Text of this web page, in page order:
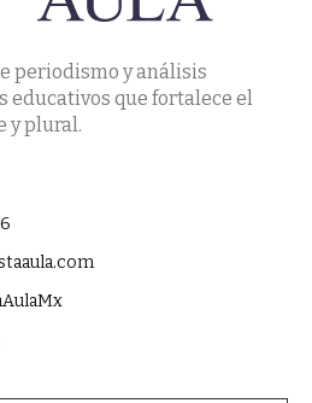
periodismo y análisis
educativos que fortalece el
y plural.